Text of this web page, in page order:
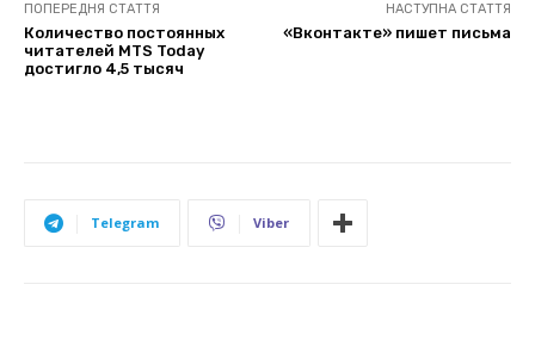
ПОПЕРЕДНЯ СТАТТЯ
Количество постоянных
читателей MTS Today
достигло 4,5 тысяч
НАСТУПНА СТАТТЯ
«Вконтакте» пишет письма
Telegram Viber